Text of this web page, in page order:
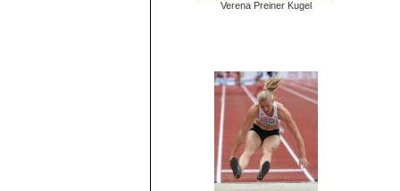
Verena Preiner Kugel